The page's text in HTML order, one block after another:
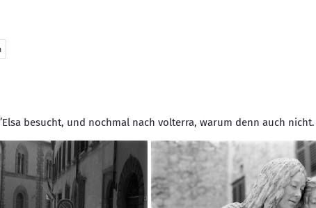
besucht, und nochmal nach volterra, warum denn auch nicht.